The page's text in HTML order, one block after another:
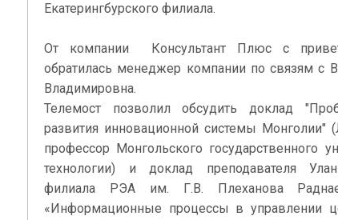
Екатерингбурского филиала.
От компании Консультант Плюс с
обратилась менеджер компании по связям с
Владимировна.
Телемост позволил обсудить доклад
развития инновационной системы Монголии"
профессор Монгольского государственного
технологии) и доклад преподавателя
филиала РЭА им. Г.В. Плеханова
«Информационные процессы в управлении